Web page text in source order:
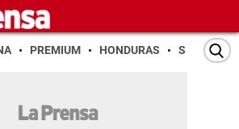
PREMIUM HONDURAS SAN PEDRO